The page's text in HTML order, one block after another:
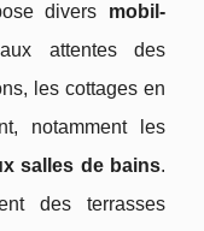
divers mobil-
attentes des
les cottages en
notamment les
salles de bains.
des terrasses